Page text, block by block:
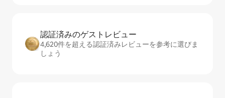
認証済みのゲ⁠ス⁠ト⁠レ⁠ビ⁠ュ⁠ー
4,620件を超える認証済みレビューを参考に選びま
しょう